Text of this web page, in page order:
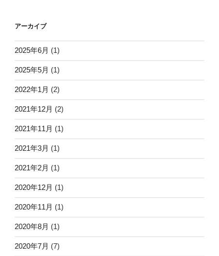
アーカイブ
2025年6月 (1)
2025年5月 (1)
2022年1月 (2)
2021年12月 (2)
2021年11月 (1)
2021年3月 (1)
2021年2月 (1)
2020年12月 (1)
2020年11月 (1)
2020年8月 (1)
2020年7月 (7)